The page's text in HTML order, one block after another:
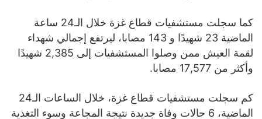
كما سجلت مستشفيات قطاع غزة خلال الـ24 ساعة
الماضية 23 شهيدًا و 143 مصابا، ليرتفع إجمالي شهداء
لقمة العيش ممن وصلوا المستشفيات إلى 2,385 شهيدًا
وأكثر من 17,577 مصابا.
كم سجلت مستشفيات قطاع غزة، خلال الساعات الـ24
الماضية، 6 حالات وفاة جديدة نتيجة المجاعة وسوء التغذية